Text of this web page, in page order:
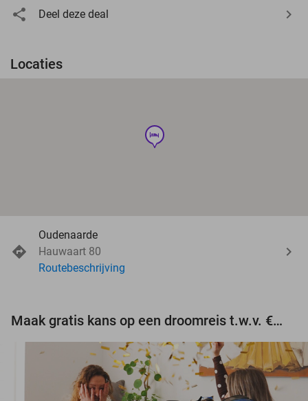
Deel deze deal
Locaties
hotel
Oudenaarde
Hauwaart 80
Routebeschrijving
Maak gratis kans op een droomreis t.w.v. €3.000!